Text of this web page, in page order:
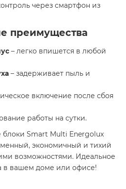
через смартфон из
преимущества
– легко впишется в любой
– задерживает пыль и
включение после сбоя
работы на сутки.
Smart Multi Energolux
экономичный и тихий
возможностями. Идеальное
в вашем доме или офисе!